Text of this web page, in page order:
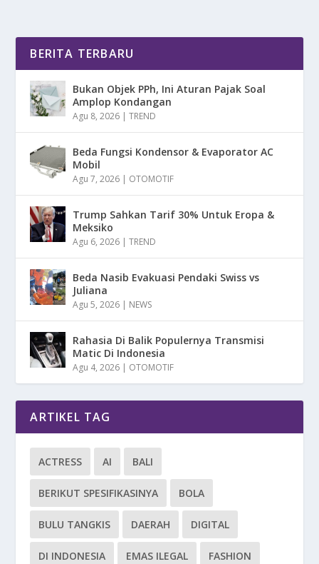
BERITA TERBARU
Bukan Objek PPh, Ini Aturan Pajak Soal
Amplop Kondangan
Agu 8, 2026 |TREND
Beda Fungsi Kondensor & Evaporator AC
Mobil
Agu 7, 2026 | OTOMOTIF
Trump Sahkan Tarif 30% Untuk Eropa &
Meksiko
Agu 6, 2026 |TREND
Beda Nasib Evakuasi Pendaki Swiss vs
Juliana
Agu 5, 2026 | NEWS
Rahasia Di Balik Populernya Transmisi
Matic Di Indonesia
Agu 4, 2026 | OTOMOTIF
ARTIKEL TAG
ACTRESS AI BALI
BERIKUT SPESIFIKASINYA BOLA
BULU TANGKIS DAERAH DIGITAL
DI INDONESIA EMAS ILEGAL FASHION